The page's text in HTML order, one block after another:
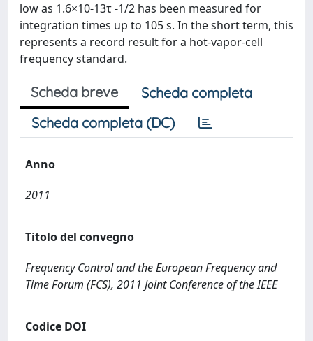
low as 1.6×10-13τ -1/2 has been measured for
integration times up to 105 s. In the short term, this
represents a record result for a hot-vapor-cell
frequency standard.
Scheda breve
Scheda completa
Scheda completa (DC)
Anno
2011
Titolo del convegno
Frequency Control and the European Frequency and
Time Forum (FCS), 2011 Joint Conference of the IEEE
Codice DOI